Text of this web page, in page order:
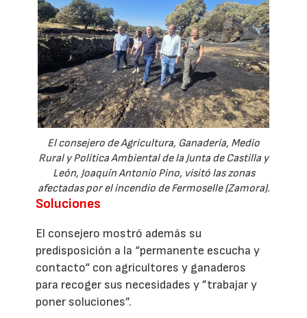
El consejero de Agricultura, Ganadería, Medio
Rural y Política Ambiental de la Junta de Castilla y
León, Joaquín Antonio Pino, visitó las zonas
afectadas por el incendio de Fermoselle (Zamora).
Soluciones
El consejero mostró además su
predisposición a la “permanente escucha y
contacto“ con agricultores y ganaderos
para recoger sus necesidades y ”trabajar y
poner soluciones”.